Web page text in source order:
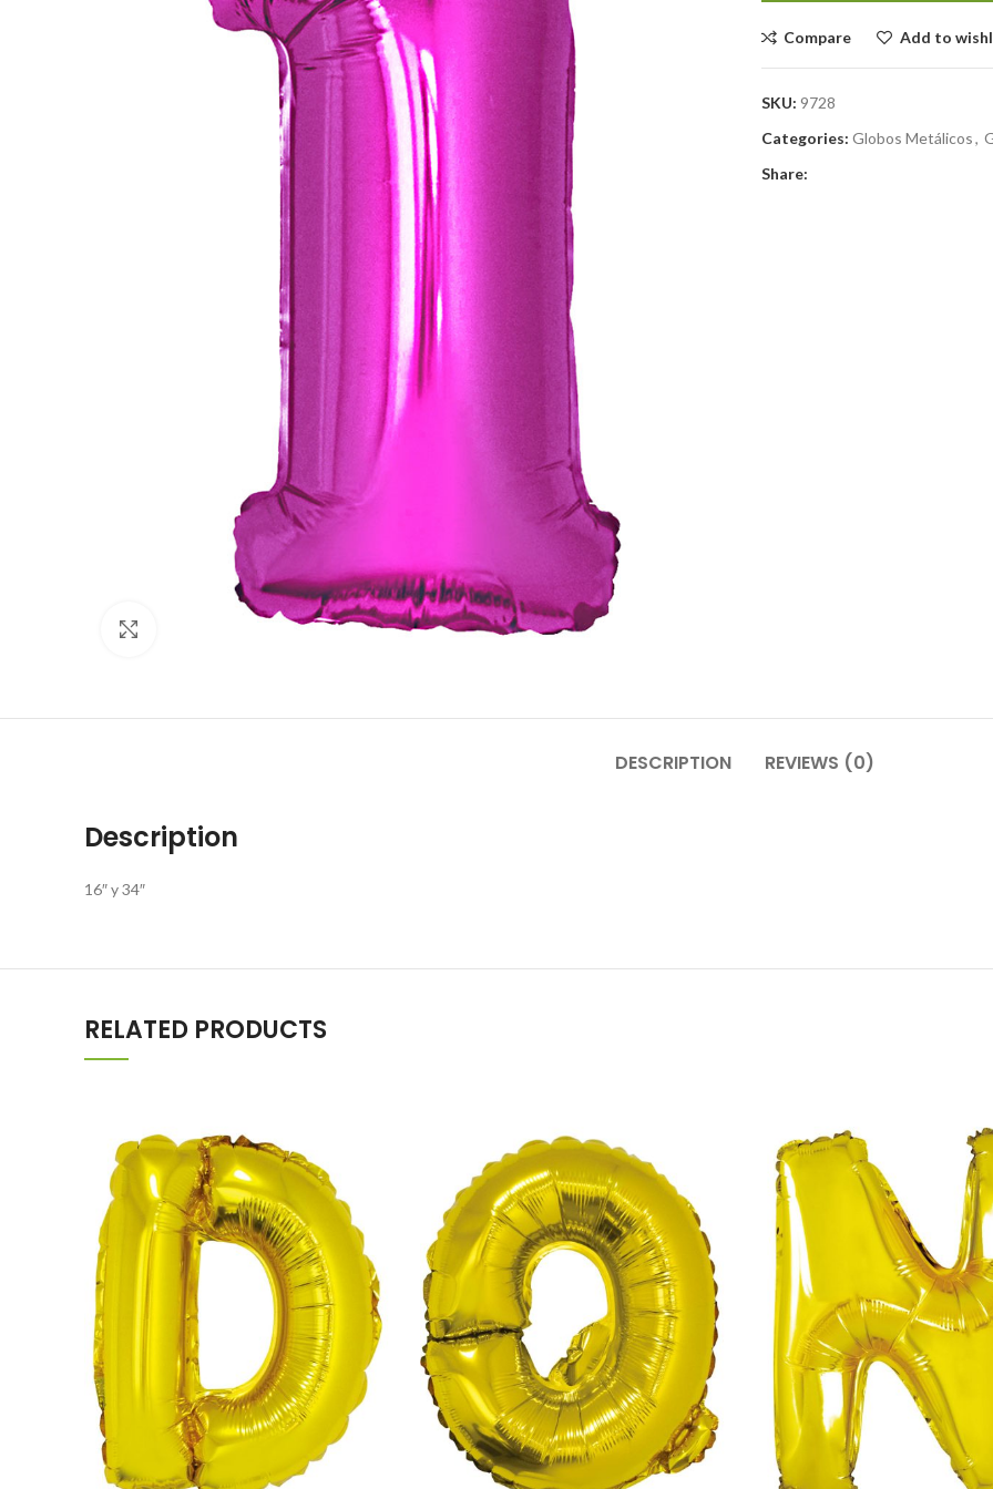
Compare Add to
SKU: 9728
Categories: Globos Metálicos,
Share:
DESCRIPTION REVIEWS (0)
Description
16″ y 34″
RELATED PRODUCTS